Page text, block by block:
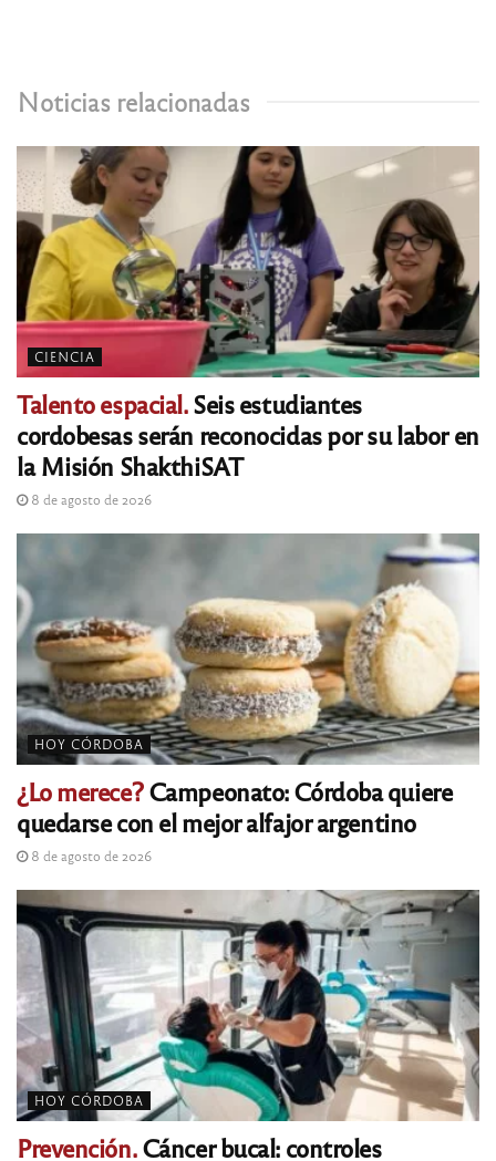
Noticias relacionadas
CIENCIA
Talento espacial.Seis estudiantes
cordobesas serán reconocidas por su labor en
la Misión ShakthiSAT
8 de agosto de 2026
HOY CÓRDOBA
¿Lo merece?Campeonato: Córdoba quiere
quedarse con el mejor alfajor argentino
8 de agosto de 2026
HOY CÓRDOBA
Prevención.Cáncer bucal: controles